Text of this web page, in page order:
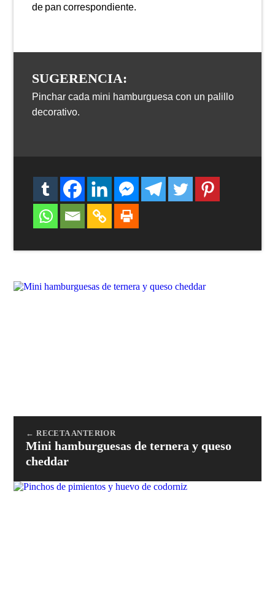
de pan correspondiente.
SUGERENCIA:
Pinchar cada mini hamburguesa con un palillo
decorativo.
← RECETA ANTERIOR
Mini hamburguesas de ternera y queso
cheddar